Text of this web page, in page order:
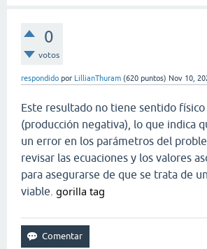
0
votos
respondido por LillianThuram (620 puntos) Nov 10,
Este resultado no tiene sentido físico
(producción negativa), lo que indica
un error en los parámetros del
revisar las ecuaciones y los valores
para asegurarse de que se trata de
viable. gorilla tag